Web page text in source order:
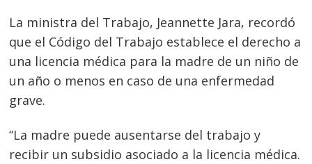
La ministra del Trabajo, Jeannette Jara, recordó
que el Código del Trabajo establece el derecho a
una licencia médica para la madre de un niño de
un año o menos en caso de una enfermedad
grave.
“La madre puede ausentarse del trabajo y
recibir un subsidio asociado a la licencia médica.
Navegación
de
entradas